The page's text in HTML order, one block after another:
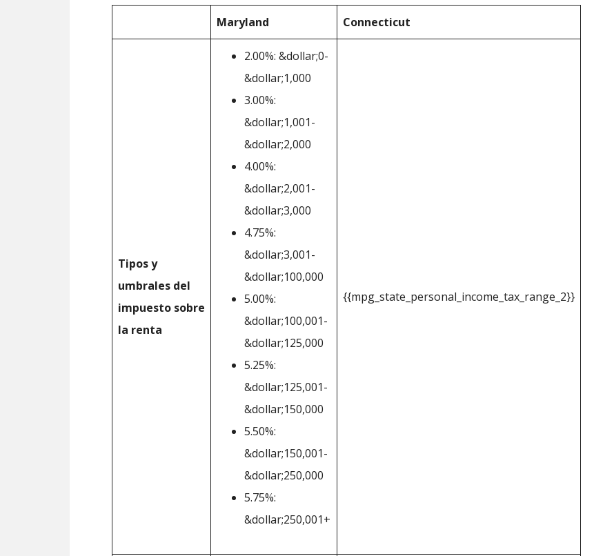
Maryland Connecticut
Tipos y
umbrales del
impuesto sobre
la renta
2.00%: &dollar;0-
&dollar;1,000
3.00%:
&dollar;1,001-
&dollar;2,000
4.00%:
&dollar;2,001-
&dollar;3,000
4.75%:
&dollar;3,001-
&dollar;100,000
5.00%:
&dollar;100,001-
&dollar;125,000
5.25%:
&dollar;125,001-
&dollar;150,000
5.50%:
&dollar;150,001-
&dollar;250,000
5.75%:
&dollar;250,001+
{{mpg_state_personal_income_tax_range_2}}